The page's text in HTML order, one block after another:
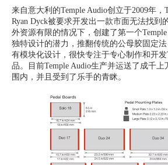
来自意大利的Temple Audio创立于2009年，
Ryan Dyck被要求开发出一款市面无法找到
外资源有限的情况下，创建了第一个Temple
独特设计的潜力，推翻传统的公母胶固定
有模块化设计，很快专注于专心制作和开发
品。
目前Temple Audio生产并运送了成千
围内，并且受到了乐手的青眯。